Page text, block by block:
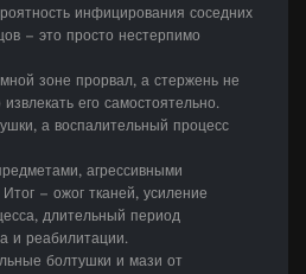
инфицирования соседних
– это просто нестерпимо
зоне прорвал, а стержень не
его самостоятельно.
а воспалительный процесс
агрессивными
– ожог тканей, усиление
длительный период
и реабилитации.
болтушки и мази от